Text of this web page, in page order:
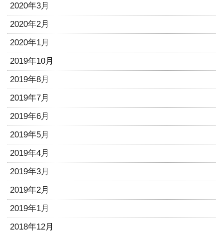
2020年3月
2020年2月
2020年1月
2019年10月
2019年8月
2019年7月
2019年6月
2019年5月
2019年4月
2019年3月
2019年2月
2019年1月
2018年12月